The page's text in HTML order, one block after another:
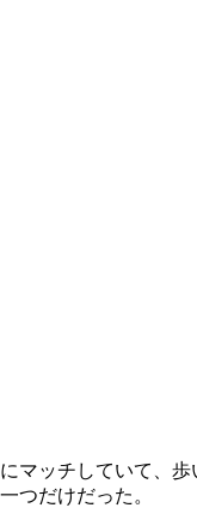
マッチしていて、歩
つだけだった。